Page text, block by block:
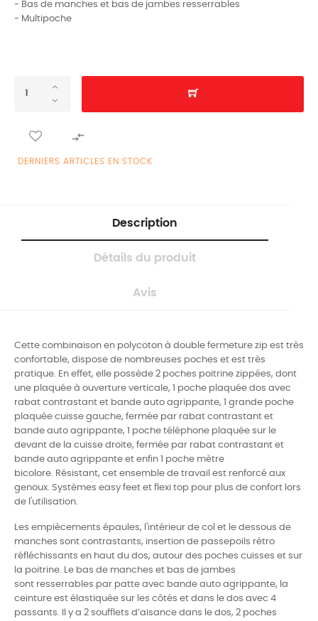
- Bas de manches et bas de jambes resserrables
- Multipoche

DERNIERS ARTICLES EN STOCK
Description
Détails du produit
Avis
Cette combinaison en polycoton à double fermeture zip est très
confortable, dispose de nombreuses poches et est très
pratique. En effet, elle possède 2 poches poitrine zippées, dont
une plaquée à ouverture verticale, 1 poche plaquée dos avec
rabat contrastant et bande auto agrippante, 1 grande poche
plaquée cuisse gauche, fermée par rabat contrastant et
bande auto agrippante, 1 poche téléphone plaquée sur le
devant de la cuisse droite, fermée par rabat contrastant et
bande auto agrippante et enfin 1 poche mètre
bicolore. Résistant, cet ensemble de travail est renforcé aux
genoux. Systèmes easy feet et flexi top pour plus de confort lors
de l'utilisation.
Les empiècements épaules, l'intérieur de col et le dessous de
manches sont contrastants, insertion de passepoils rétro
réfléchissants en haut du dos, autour des poches cuisses et sur
la poitrine. Le bas de manches et bas de jambes
sont resserrables par patte avec bande auto agrippante, la
ceinture est élastiquée sur les côtés et dans le dos avec 4
passants. Il y a 2 soufflets d’aisance dans le dos, 2 poches